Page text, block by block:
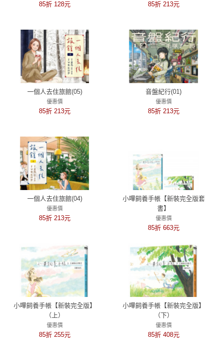
85折 128元 85折 213元
一個人去住旅館(05)
優惠價
85折 213元
音盤紀行(01)
優惠價
85折 213元
一個人去住旅館(04)
優惠價
85折 213元
小嗶飼養手帳【新裝完全版套
書】
優惠價
85折 663元
小嗶飼養手帳【新裝完全版】
（上）
優惠價
85折 255元
小嗶飼養手帳【新裝完全版】
（下）
優惠價
85折 408元